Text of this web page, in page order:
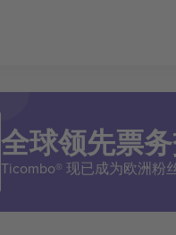
全球领先票
Ticombo® 现已成为欧洲粉